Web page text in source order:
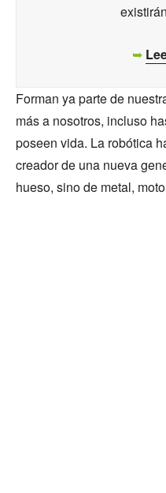
➥
Forman ya parte de
más a nosotros, incluso
poseen vida. La robótica
creador de una nueva
hueso, sino de metal,